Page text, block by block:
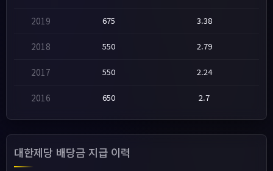
2019 675 3.38
2018 550 2.79
2017 550 2.24
2016 650 2.7
대한제당 배당금 지급 이력